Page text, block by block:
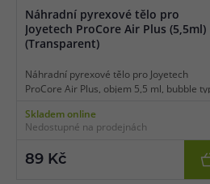
Náhradní pyrexové tělo pro
Joyetech ProCore Air Plus (5,5ml)
(Transparent)
Náhradní pyrexové tělo pro Joyetech
ProCore Air Plus, objem 5,5 ml, bubble
Skladem online
Nedostupné na prodejnách
89 Kč